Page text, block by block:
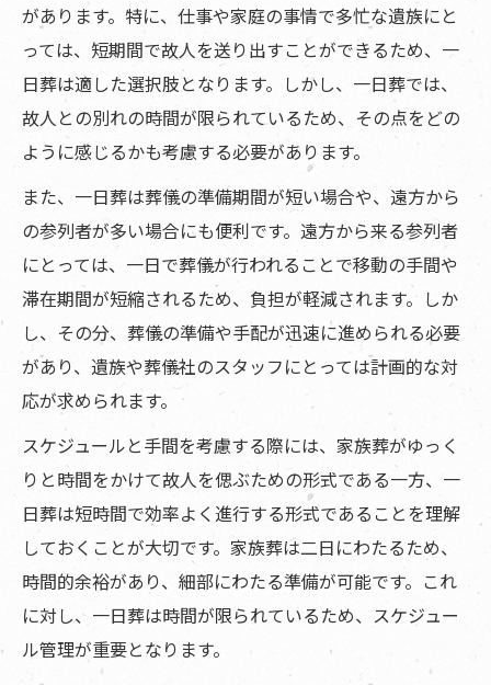
があります。特に、仕事や家庭の事情で多忙な遺族にと
っては、短期間で故人を送り出すことができるため、一
日葬は適した選択肢となります。しかし、一日葬では、
故人との別れの時間が限られているため、その点をどの
ように感じるかも考慮する必要があります。
また、一日葬は葬儀の準備期間が短い場合や、遠方から
の参列者が多い場合にも便利です。遠方から来る参列者
にとっては、一日で葬儀が行われることで移動の手間や
滞在期間が短縮されるため、負担が軽減されます。しか
し、その分、葬儀の準備や手配が迅速に進められる必要
があり、遺族や葬儀社のスタッフにとっては計画的な対
応が求められます。
スケジュールと手間を考慮する際には、家族葬がゆっく
りと時間をかけて故人を偲ぶための形式である一方、一
日葬は短時間で効率よく進行する形式であることを理解
しておくことが大切です。家族葬は二日にわたるため、
時間的余裕があり、細部にわたる準備が可能です。これ
に対し、一日葬は時間が限られているため、スケジュー
ル管理が重要となります。